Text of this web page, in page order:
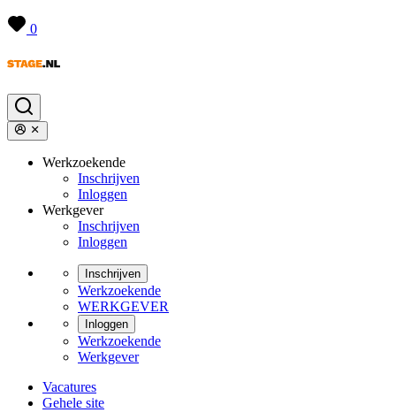
0
Werkzoekende
Inschrijven
Inloggen
Werkgever
Inschrijven
Inloggen
Inschrijven
Werkzoekende
WERKGEVER
Inloggen
Werkzoekende
Werkgever
Vacatures
Gehele site